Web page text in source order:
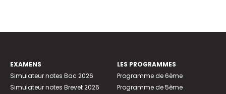
EXAMENS
Simulateur notes Bac 2026
Simulateur notes Brevet 2026
LES PROGRAMMES
Programme de 6ème
Programme de 5ème